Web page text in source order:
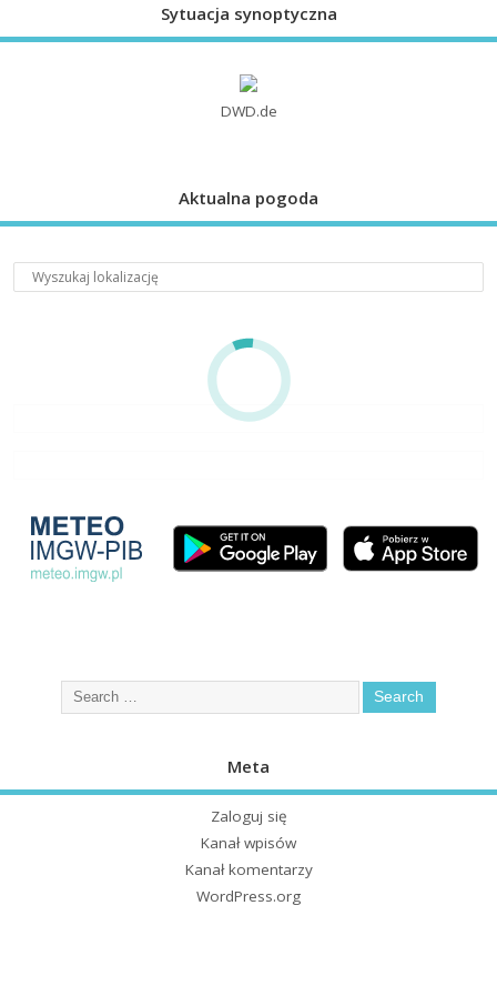
Sytuacja synoptyczna
DWD.de
Aktualna pogoda
Meta
Zaloguj się
Kanał wpisów
Kanał komentarzy
WordPress.org